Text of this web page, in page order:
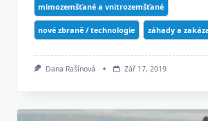
mimozemšťané a vnitrozemšťané
nové zbraně / technologie záhady a
Dana Rašínová Zář 17, 2019